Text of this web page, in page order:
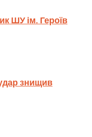
ШУ ім. Героїв
знищив